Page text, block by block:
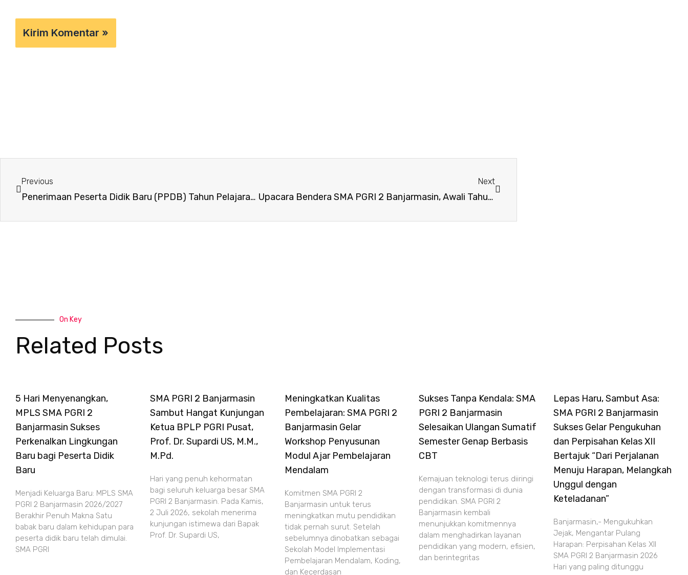
Previous
Penerimaan Peserta Didik Baru (PPDB) Tahun Pelajaran 2023/2024
Next
Upacara Bendera SMA PGRI 2 Banjarmasin, Awali Tahun Ajaran 2023/2024
On Key
Related Posts
5 Hari Menyenangkan,
MPLS SMA PGRI 2
Banjarmasin Sukses
Perkenalkan Lingkungan
Baru bagi Peserta Didik
Baru
Menjadi Keluarga Baru: MPLS SMA
PGRI 2 Banjarmasin 2026/2027
Berakhir Penuh Makna Satu
babak baru dalam kehidupan para
peserta didik baru telah dimulai.
SMA PGRI
SMA PGRI 2 Banjarmasin
Sambut Hangat Kunjungan
Ketua BPLP PGRI Pusat,
Prof. Dr. Supardi US, M.M.,
M.Pd.
Hari yang penuh kehormatan
bagi seluruh keluarga besar SMA
PGRI 2 Banjarmasin. Pada Kamis,
2 Juli 2026, sekolah menerima
kunjungan istimewa dari Bapak
Prof. Dr. Supardi US,
Meningkatkan Kualitas
Pembelajaran: SMA PGRI 2
Banjarmasin Gelar
Workshop Penyusunan
Modul Ajar Pembelajaran
Mendalam
Komitmen SMA PGRI 2
Banjarmasin untuk terus
meningkatkan mutu pendidikan
tidak pernah surut. Setelah
sebelumnya dinobatkan sebagai
Sekolah Model Implementasi
Pembelajaran Mendalam, Koding,
dan Kecerdasan
Sukses Tanpa Kendala: SMA
PGRI 2 Banjarmasin
Selesaikan Ulangan Sumatif
Semester Genap Berbasis
CBT
Kemajuan teknologi terus diiringi
dengan transformasi di dunia
pendidikan. SMA PGRI 2
Banjarmasin kembali
menunjukkan komitmennya
dalam menghadirkan layanan
pendidikan yang modern, efisien,
dan berintegritas
Lepas Haru, Sambut Asa:
SMA PGRI 2 Banjarmasin
Sukses Gelar Pengukuhan
dan Perpisahan Kelas XII
Bertajuk “Dari Perjalanan
Menuju Harapan, Melangkah
Unggul dengan
Keteladanan”
Banjarmasin,- Mengukuhkan
Jejak, Mengantar Pulang
Harapan: Perpisahan Kelas XII
SMA PGRI 2 Banjarmasin 2026
Hari yang paling ditunggu